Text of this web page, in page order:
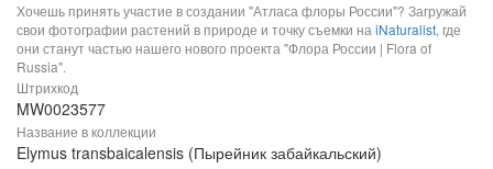
Хочешь принять участие в создании "Атласа флоры России"? Загружай
свои фотографии растений в природе и точку съемки на iNaturalist, где
они станут частью нашего нового проекта "Флора России | Flora of
Russia".
Штрихкод
MW0023577
Название в коллекции
Elymus transbaicalensis (Пырейник забайкальский)